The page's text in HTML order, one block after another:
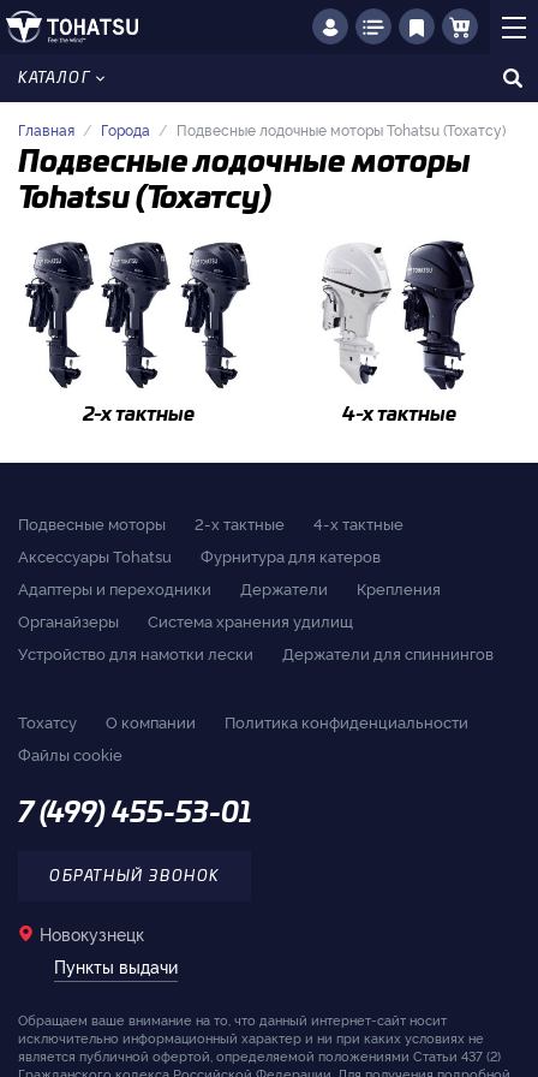
КАТАЛОГ
Главная Города Подвесные лодочные моторы Tohatsu (Тохатсу)
Подвесные лодочные моторы
Tohatsu (Тохатсу)
2-x тактные 4-x тактные
Подвесные моторы 2-x тактные
4-x тактные
Аксессуары Tohatsu
Фурнитура для катеров
Адаптеры и переходники
Держатели
Крепления
Органайзеры
Система хранения удилищ
Устройство для намотки лески
Держатели для спиннингов
Тохатсу О компании
Политика конфиденциальности
Файлы cookie
7 (499) 455-53-01
ОБРАТНЫЙ ЗВОНОК
Новокузнецк
Пункты выдачи
Обращаем ваше внимание на то, что данный интернет-сайт носит
исключительно информационный характер и ни при каких условиях не
является публичной офертой, определяемой положениями Статьи 437 (2)
Гражданского кодекса Российской Федерации. Для получения подробной